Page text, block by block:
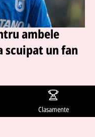
ambele
scuipat un fan
de Disciplină a
petrecut la finalul
Clasamente